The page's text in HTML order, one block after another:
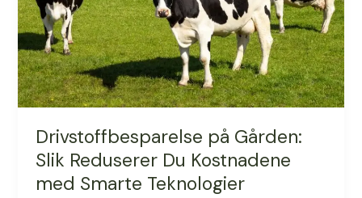
Drivstoffbesparelse på Gården:
Slik Reduserer Du Kostnadene
med Smarte Teknologier
Kostnadene
med
Smarte
Teknologier